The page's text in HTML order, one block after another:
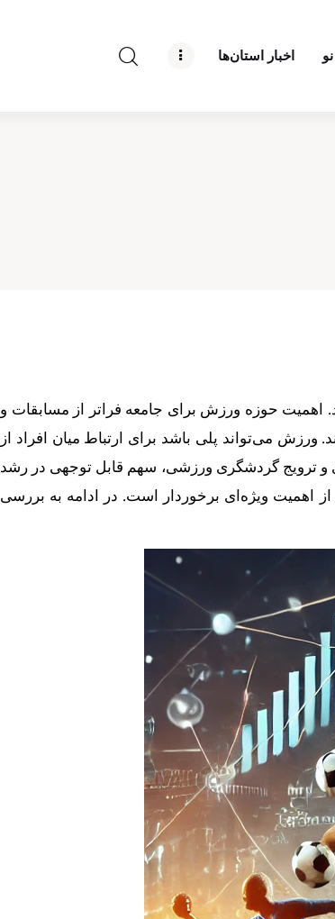
اخبار استان‌ها
درباره راه‌ نو نیوز
خرید موتور ایمپلنت
اهمیت حوزه ورزش برای جامعه فراتر از مسابقات و
می‌تواند پلی باشد برای ارتباط میان افراد از
و ترویج گردشگری ورزشی، سهم قابل توجهی در رشد
از اهمیت ویژه‌ای برخوردار است. در ادامه به بررسی